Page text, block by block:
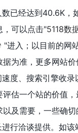
已经达到40.6K，
，可以点击"5118数
"进入；以目前的网
为准，更多网站价
度、搜索引擎收录
评估一个站的价值
及需要，一些确
行洽谈提供。如该